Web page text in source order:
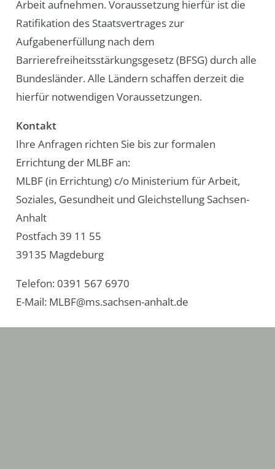
Arbeit aufnehmen. Voraussetzung hierfür ist die
Ratifikation des Staatsvertrages zur
Aufgabenerfüllung nach dem
Barrierefreiheitsstärkungsgesetz (BFSG) durch alle
Bundesländer. Alle Ländern schaffen derzeit die
hierfür notwendigen Voraussetzungen.
Kontakt
Ihre Anfragen richten Sie bis zur formalen
Errichtung der MLBF an:
MLBF (in Errichtung) c/o Ministerium für Arbeit,
Soziales, Gesundheit und Gleichstellung Sachsen-
Anhalt
Postfach 39 11 55
39135 Magdeburg
Telefon: 0391 567 6970
E-​Mail: MLBF@ms.sachsen-​anhalt.de